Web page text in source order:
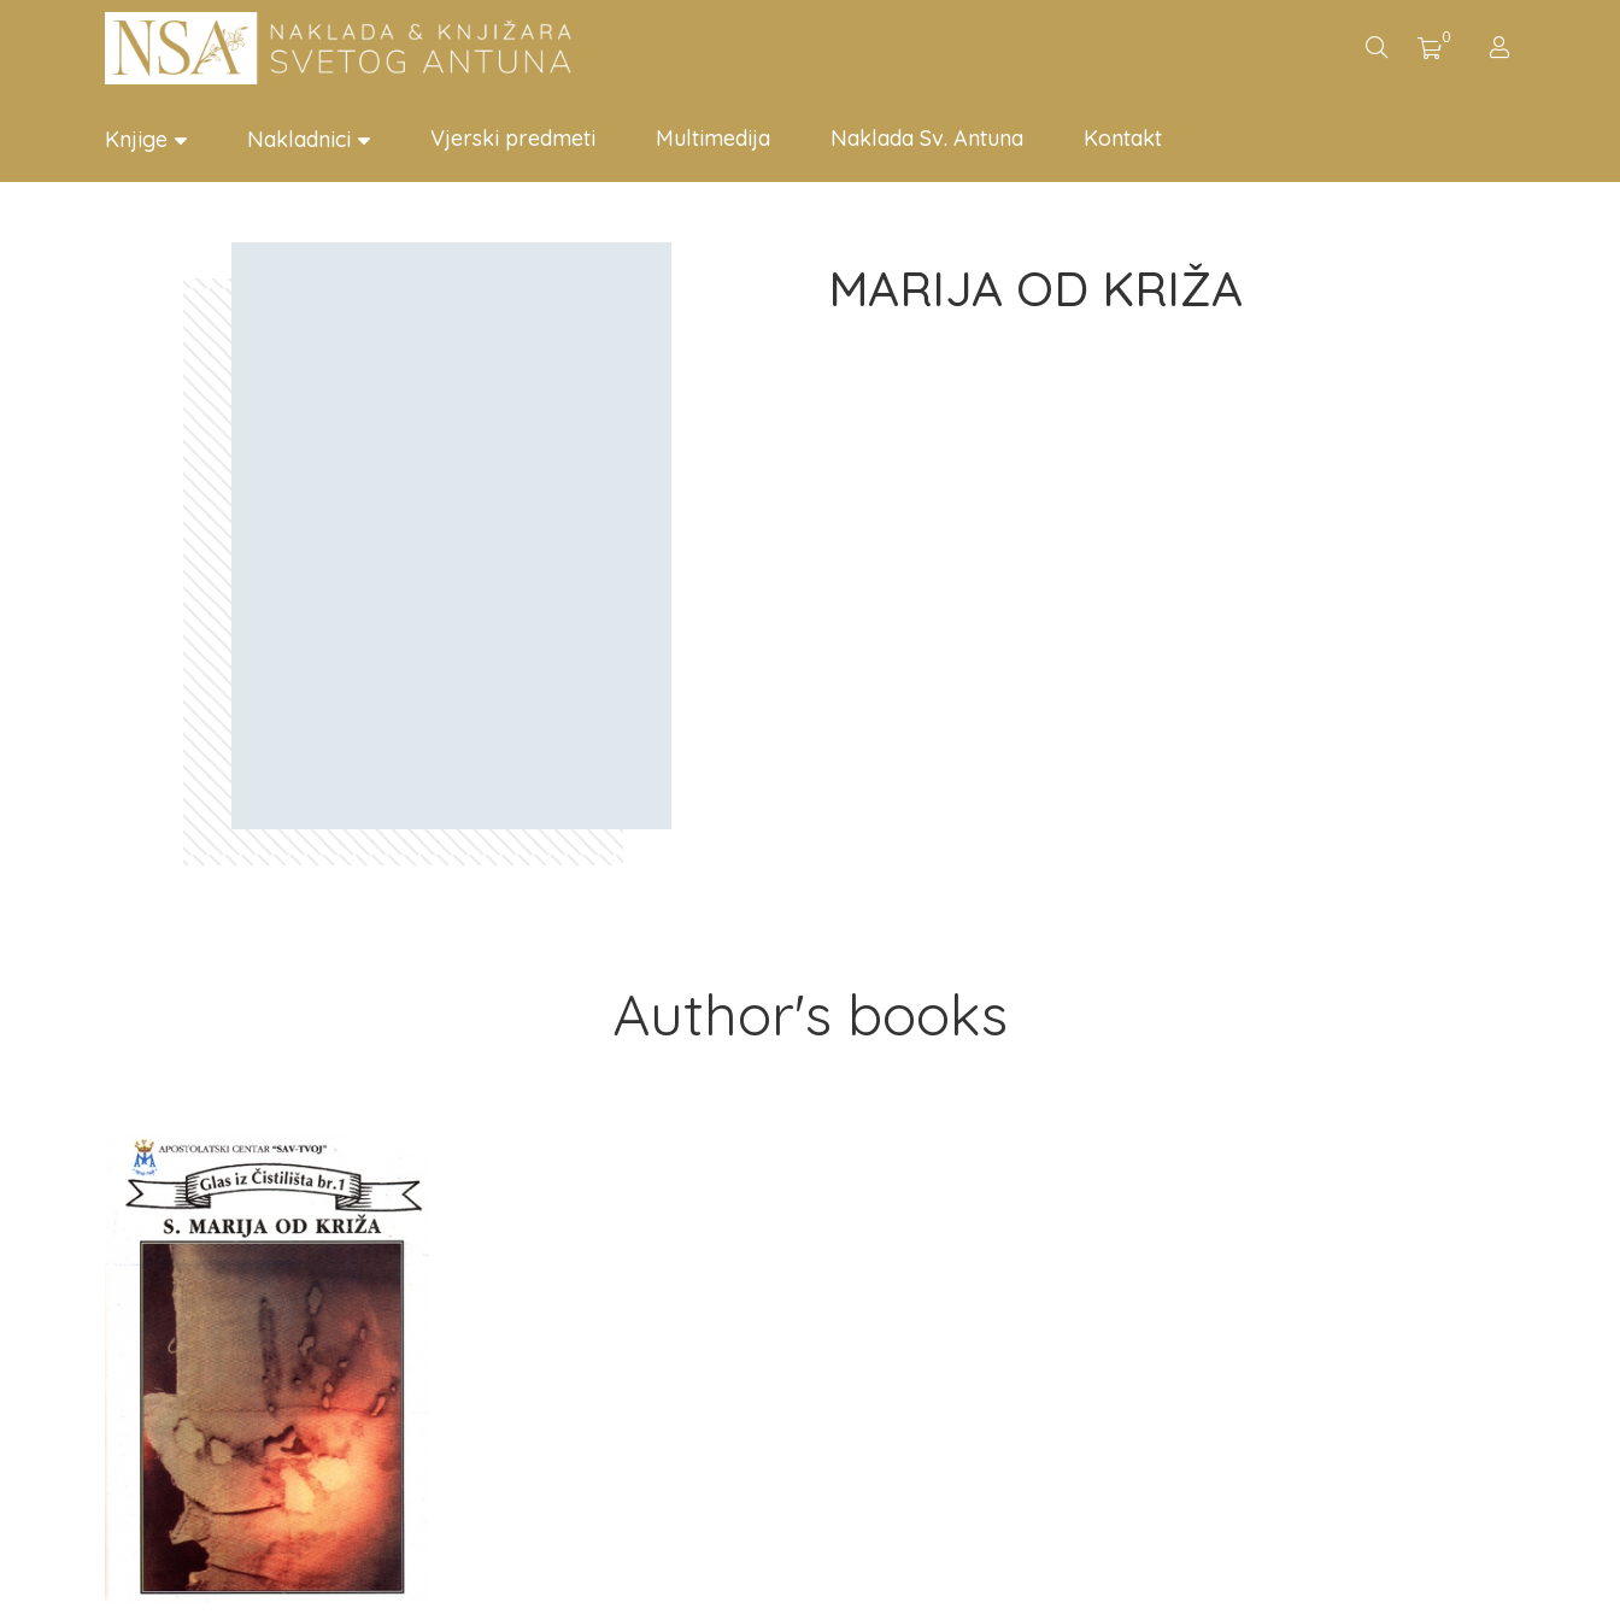
0
Knjige Nakladnici Vjerski predmeti Multimedija Naklada Sv. Antuna Kontakt
MARIJA OD KRIŽA
Author's books